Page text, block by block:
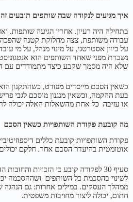
איך מגיעים לנקודה שבה שותפים תובעים
בתחילה היה רעיון. אחריו הגיעה שותפות.
עבודה משותפת, צצה מחלוקת קטנה שהפכה
על כיוון אסטרטגי, על מינוי מנהל, על מי
נשברת מפני שאחד השותפים הוא
שלא היה מסמך שקבע כיצד מתמודדים עם
כשאין הסכם מייסדים מפורט, כשהתקנון
בעת ההקמה, וכשאין מנגנון מוסכם לגבי
או עזיבה כל אחת מהשאלות האלה יכולה
מה קובעת פקודת השותפויות כשאין הסכם
פקודת השותפויות קובעת כללים
אוטומטית בהיעדר הסכם אחר. חלקם
סעיף 30 לפקודה קובע כי הזכויות
לשינוי בהסכמת כל השותפים ושההסכמה
ממהלך העסקים. במילים אחרות: גם
חתום, יכולה ליצור מחויבות משפטית.